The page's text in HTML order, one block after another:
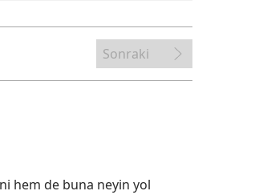
Sonraki
hem de buna neyin yol